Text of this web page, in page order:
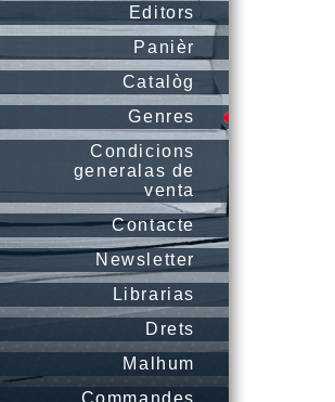
Editors
Panièr
Catalòg
Genres
Condicions
generalas de
venta
Contacte
Newsletter
Librarias
Drets
Malhum
Commandes